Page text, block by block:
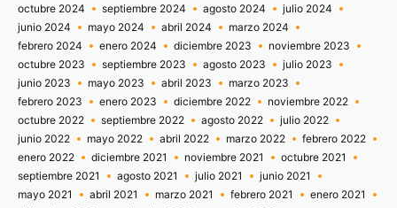
octubre 2024
septiembre 2024 agosto 2024
julio 2024
junio 2024
mayo 2024 abril 2024
marzo 2024
febrero 2024
enero 2024 diciembre 2023
noviembre 2023
octubre 2023
septiembre 2023 agosto 2023
julio 2023
junio 2023
mayo 2023 abril 2023
marzo 2023
febrero 2023
enero 2023 diciembre 2022
noviembre 2022
octubre 2022
septiembre 2022 agosto 2022
julio 2022
junio 2022
mayo 2022 abril 2022 marzo 2022
febrero 2022
enero 2022
diciembre 2021 noviembre 2021
octubre 2021
septiembre 2021
agosto 2021 julio 2021
junio 2021
mayo 2021
abril 2021 marzo 2021 febrero 2021
enero 2021